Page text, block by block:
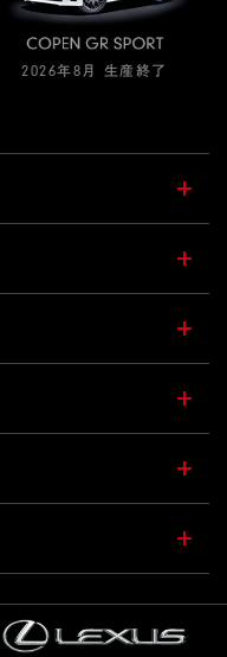
2026年8月 生産終了